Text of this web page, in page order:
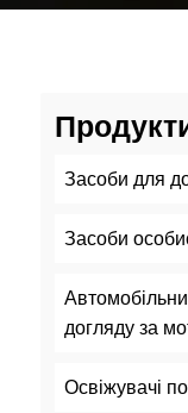
Засоби для
Засоби
догляду за
Освіжувачі